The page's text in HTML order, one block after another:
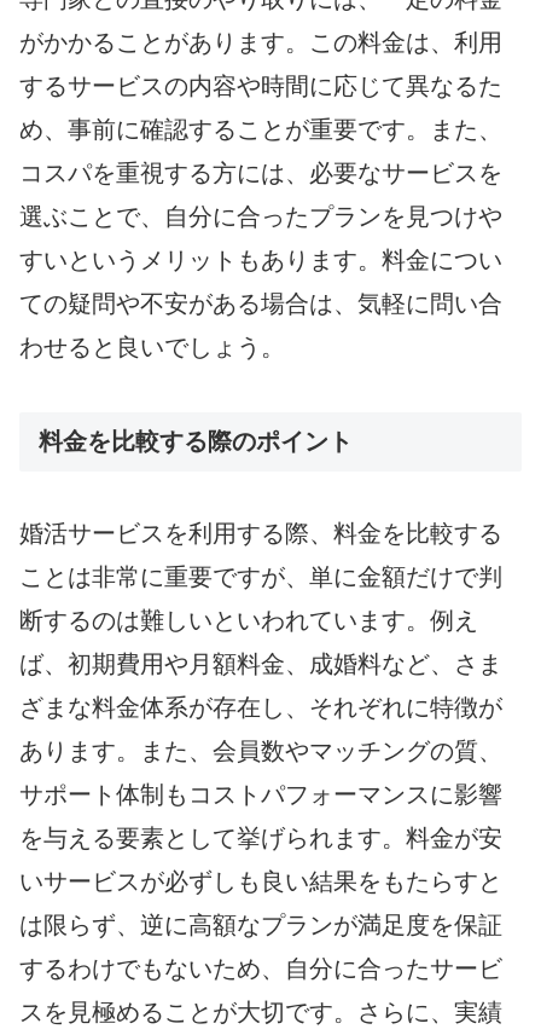
がかかることがあります。この料金は、利用
するサービスの内容や時間に応じて異なるた
め、事前に確認することが重要です。また、
コスパを重視する方には、必要なサービスを
選ぶことで、自分に合ったプランを見つけや
すいというメリットもあります。料金につい
ての疑問や不安がある場合は、気軽に問い合
わせると良いでしょう。
料金を比較する際のポイント
婚活サービスを利用する際、料金を比較する
ことは非常に重要ですが、単に金額だけで判
断するのは難しいといわれています。例え
ば、初期費用や月額料金、成婚料など、さま
ざまな料金体系が存在し、それぞれに特徴が
あります。また、会員数やマッチングの質、
サポート体制もコストパフォーマンスに影響
を与える要素として挙げられます。料金が安
いサービスが必ずしも良い結果をもたらすと
は限らず、逆に高額なプランが満足度を保証
するわけでもないため、自分に合ったサービ
スを見極めることが大切です。さらに、実績